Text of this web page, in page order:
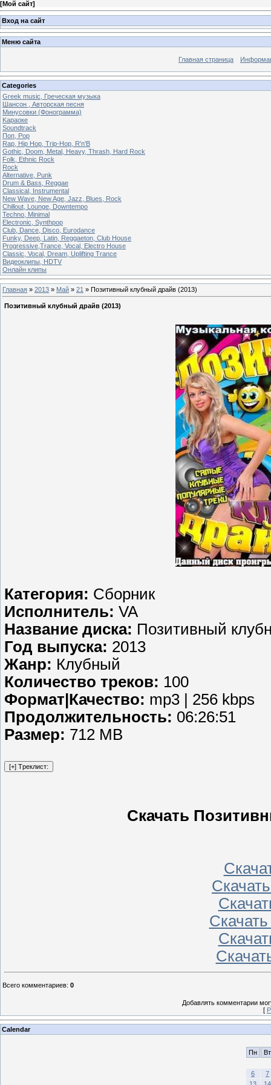
[Мой сайт]
Вход на сайт
Меню сайта
Главная страница
Categories
Greek music, Греческая музыка
Шансон , Авторская песня
Минусовки (Фонограмма)
Kараоке
Soundtrack
Поп, Pop
Rap, Hip Hop, Trip-Hop, R'n'B
Gothic, Doom, Metal, Heavy, Thrash, Hard Rock
Folk, Ethnic Rock
Rock
Alternative, Punk
Drum & Bass, Reggae
Classical, Instrumental
New Wave, New Age, Jazz, Blues, Rock
Chillout, Lounge, Downtempo
Techno, Minimal
Electronic, Synthpop
Club, Dance, Disco, Eurodance
Funky, Deep, Latin, Reggaeton, Club House
Progressive,Trance, Vocal, Electro House
Classic, Vocal, Dream, Uplifting Trance
Видеоклипы, HDTV
Oнлайн клипы
Главная » 2013 » Май » 21 » Позитивный клубный драйв (2013)
Позитивный клубный драйв (2013)
Категория: Сборник
Исполнитель: VA
Название диска: Позитивный
Год выпуска: 2013
Жанр: Клубный
Количество треков: 100
Формат|Качество: mp3 | 256 kbps
Продолжительность: 06:26:51
Размер: 712 MB
Скачать
Всего комментариев: 0
Добавлять комментарии
[
Calendar
Пн Вт
6
7